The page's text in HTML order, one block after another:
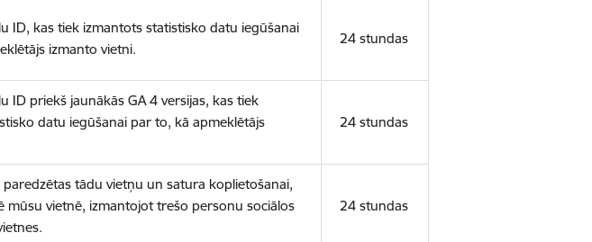
ID, kas tiek izmantots statistisko datu iegūšanai
izmanto vietni.
24 stundas
ID priekš jaunākās GA 4 versijas, kas tiek
datu iegūšanai par to, kā apmeklētājs
24 stundas
paredzētas tādu vietņu un satura koplietošanai,
mūsu vietnē, izmantojot trešo personu sociālos
24 stundas